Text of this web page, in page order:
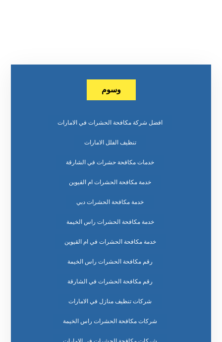
وسوم
افضل شركة مكافحة الحشرات في الامارات
تنظيف الفلل الامارات
خدمات مكافحة حشرات في الشارقة
خدمة مكافحة الحشرات ام القيوين
خدمة مكافحة الحشرات دبي
خدمة مكافحة الحشرات راس الخيمة
خدمة مكافحة الحشرات في ام القيوين
رقم مكافحة الحشرات راس الخيمة
رقم مكافحة الحشرات في الشارقة
شركات تنظيف منازل في الامارات
شركات مكافحة الحشرات راس الخيمة